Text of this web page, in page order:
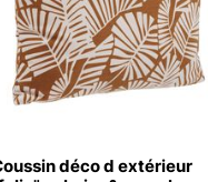
déco d extérieur